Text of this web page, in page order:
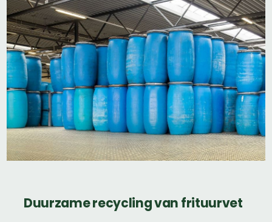
Duurzame recycling van frituurvet